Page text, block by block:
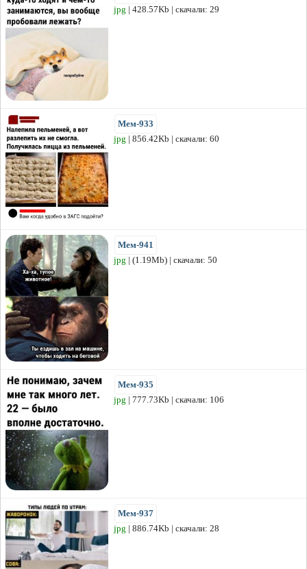
jpg | 428.57Kb | скачали: 29
Мем-933
jpg | 856.42Kb | скачали: 60
Мем-941
jpg | (1.19Mb) | скачали: 50
Мем-935
jpg | 777.73Kb | скачали: 106
Мем-937
jpg | 886.74Kb | скачали: 28